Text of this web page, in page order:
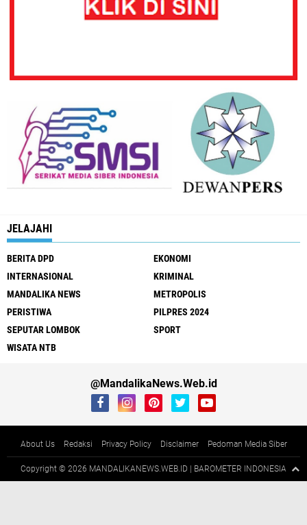
JELAJAHI
BERITA DPD
EKONOMI
INTERNASIONAL
KRIMINAL
MANDALIKA NEWS
METROPOLIS
PERISTIWA
PILPRES 2024
SEPUTAR LOMBOK
SPORT
WISATA NTB
@MandalikaNews.Web.id
About Us Redaksi Privacy Policy Disclaimer Pedoman Media Siber
Copyright © 2026 MANDALIKANEWS.WEB.ID | BAROMETER INDONESIA